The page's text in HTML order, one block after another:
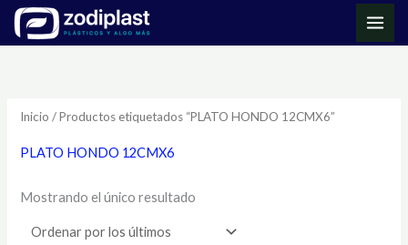
Inicio / Productos etiquetados “PLATO HONDO 12CMX6”
PLATO HONDO 12CMX6
Mostrando el único resultado